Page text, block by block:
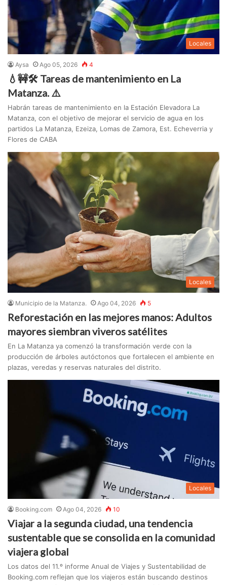
Locales
Aysa Ago 05, 2026 4
💧🚧🛠️ Tareas de mantenimiento en La
Matanza. ⚠️
Habrán tareas de mantenimiento en la Estación Elevadora La
Matanza, con el objetivo de mejorar el servicio de agua en los
partidos La Matanza, Ezeiza, Lomas de Zamora, Est. Echeverria y
Flores de CABA
Locales
Municipio de la Matanza. Ago 04, 2026 5
Reforestación en las mejores manos: Adultos
mayores siembran viveros satélites
En La Matanza ya comenzó la transformación verde con la
producción de árboles autóctonos que fortalecen el ambiente en
plazas, veredas y reservas naturales del distrito.
Locales
Booking.com Ago 04, 2026 10
Viajar a la segunda ciudad, una tendencia
sustentable que se consolida en la comunidad
viajera global
Los datos del 11.º informe Anual de Viajes y Sustentabilidad de
Booking.com reflejan que los viajeros están buscando destinos